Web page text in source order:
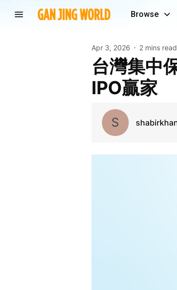
Browse
Apr 3, 2026 2 mins read
台灣集中保管結算所股價行情｜怎麼買賣・安全交割 -
IPO贏家
S